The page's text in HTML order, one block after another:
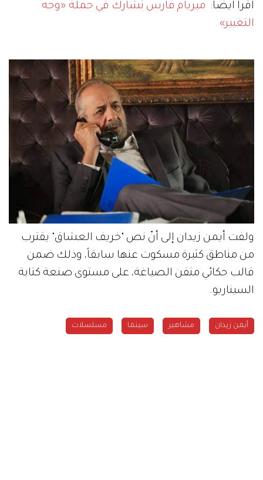
اقرأ أيضاً: ميريام فارس تشارك في حملة «وجه
التغيير»
ولفت أيمن زيدان إلى أنّ نص "خريف العشاق" يقترب
من مناطق كثيرة مسكوت عنها سابقاً، وذلك ضمن
قالب حكائي متقن الصياغة، على مستوى صنعة كتابة
السيناريو.
أيمن زيدان مشاهير سينما مسلسلات